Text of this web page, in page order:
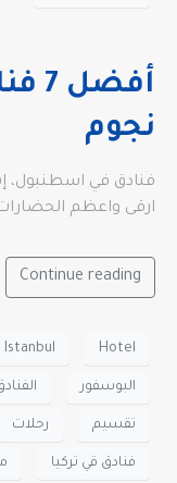
نجوم
فنادق في اسطنبول،
ارقى واعظم
Continue reading
Hotel
Istanbul
البوسفور
تقسيم رحلات
فنادق قي تركيا